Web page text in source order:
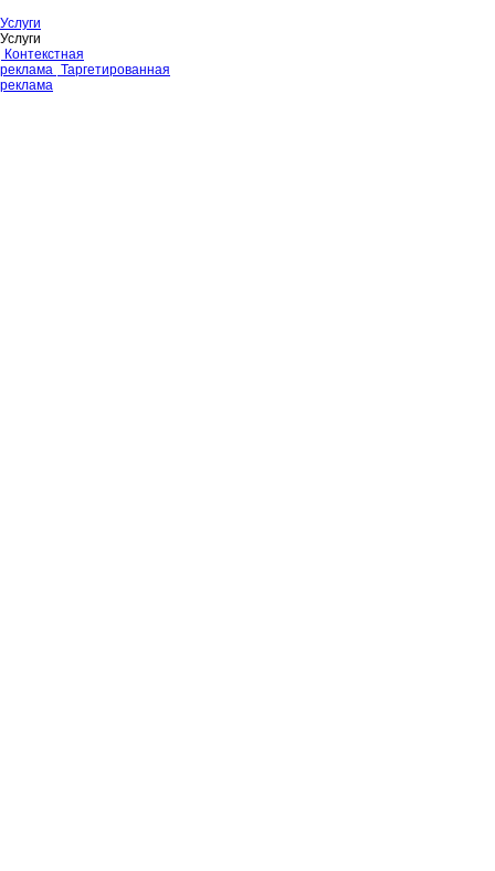
Услуги
Услуги
Контекстная
реклама Таргетированная
реклама